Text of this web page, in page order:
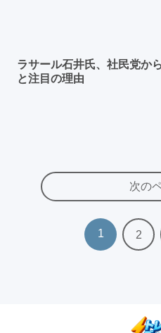
ラサール石井氏、社民党
と注目の理由
次の
1 2